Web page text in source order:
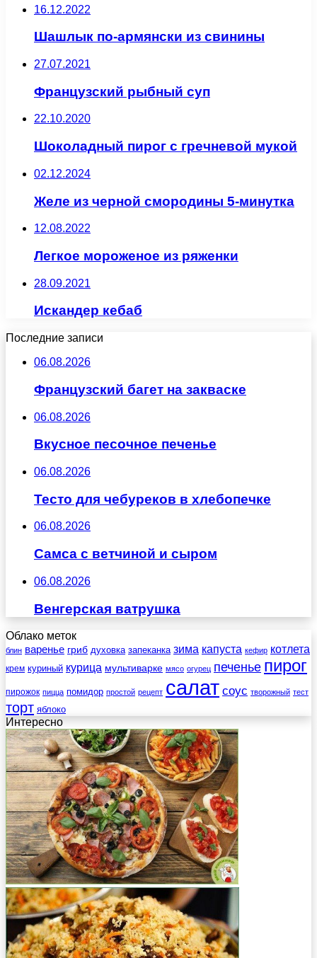
16.12.2022
Шашлык по-армянски из свинины
27.07.2021
Французский рыбный суп
22.10.2020
Шоколадный пирог с гречневой мукой
02.12.2024
Желе из черной смородины 5-минутка
12.08.2022
Легкое мороженое из ряженки
28.09.2021
Искандер кебаб
Последние записи
06.08.2026
Французский багет на закваске
06.08.2026
Вкусное песочное печенье
06.08.2026
Тесто для чебуреков в хлебопечке
06.08.2026
Самса с ветчиной и сыром
06.08.2026
Венгерская ватрушка
Облако меток
блин варенье гриб духовка запеканка зима капуста кефир котлета
крем куриный курица мультиварке мясо огурец печенье пирог
пирожок пицца помидор простой рецепт салат соус творожный тест
торт яблоко
Интересно